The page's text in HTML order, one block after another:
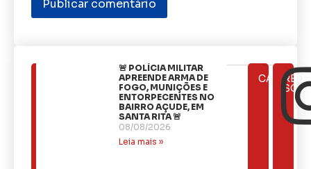
🚨 POLÍCIA MILITAR
APREENDE ARMA DE
FOGO, MUNIÇÕES E
ENTORPECENTES NO
BAIRRO AÇUDE, EM
SANTA RITA 🚨
08/08/2026
Leia mais »